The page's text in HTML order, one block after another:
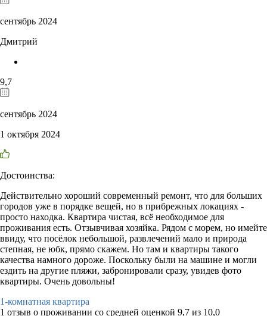
сентябрь 2024
Дмитрий
9,7
сентябрь 2024
1 октября 2024
Достоинства:
Действительно хороший современный ремонт, что для больших
городов уже в порядке вещей, но в прибрежных локациях -
просто находка. Квартира чистая, всё необходимое для
проживания есть. Отзывчивая хозяйка. Рядом с морем, но имейте
ввиду, что посёлок небольшой, развлечений мало и природа
степная, не юбк, прямо скажем. Но там и квартиры такого
качества намного дороже. Поскольку были на машине и могли
ездить на другие пляжи, забронировали сразу, увидев фото
квартиры. Очень довольны!
1-комнатная квартира
1 отзыв о проживании со средней оценкой 9,7 из 10,0